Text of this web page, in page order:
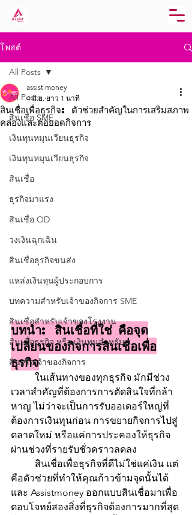
โพสต์
All Posts
สินเชื่อ SME
เงินทุนหมุนเวียนธุรกิจ
เงินทุนหมุนเวียนธุรกิจ
สินเชื่อ
ธุรกิจมาแรง
สินเชื่อ OD
วงเงินฉุกเฉิน
สินเชื่อธุรกิจขนส่ง
แหล่งเงินทุนผู้ประกอบการ
บทความสำหรับเจ้าของกิจการ SME
สินเชื่อสำหรับเจ้าของโรงงาน
สินเชื่อธุรกิจ หรือ เงินทุนสำหรับธุ
สินเชื่อเจ้าของกิจการ
All Posts
สินเชื่อเพื่อธุรกิจ: ตัวช่วยสำคัญในการเสริมสภาพ
คล่องและต่อยอดกิจการ
assist money
4 มิ.ย. ยาว 1 นาที
บทนำ: สินเชื่อที่ใช่ คือจุด
เปลี่ยนของกิจการสินเชื่อเพื่อ
ธุรกิจ
เวลาสำคัญที่ต้องการการตัดสินใจที่กล้า
หาญ ไม่ว่าจะเป็นการรับออเดอร์ใหญ่ที่
ต้องการเงินทุนก่อน การขยายกิจการไปสู่
ตลาดใหม่ หรือแค่การประคองให้ธุรกิจ
ผ่านช่วงที่รายรับชั่วคราวลดลง
คือตัวช่วยที่ทำให้คุณก้าวข้ามจุดนั้นได้
และ Assistmoney ออกแบบสินเชื่อมาเพื่อ
ตอบโจทย์สองสิ่งที่ธุรกิจต้องการมากที่สุด